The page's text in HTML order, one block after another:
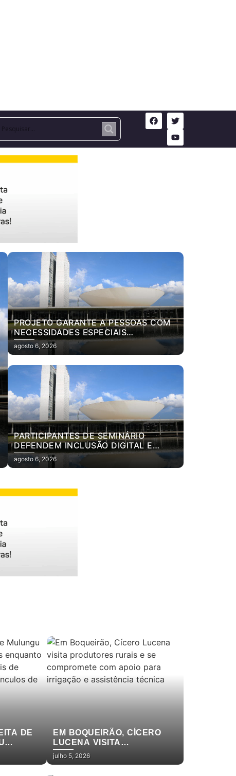
REDAÇÕES DO JOVEM SENADOR DEBATEM
agosto 6, 2026
PROJETO GARANTE A PESSOAS COM
NECESSIDADES ESPECIAIS
ATENDIMENTO ESPECIALIZADO EM
SELEÇÃO PARA ENSINO SUPERIOR
agosto 6, 2026
PARTICIPANTES DE SEMINÁRIO
DEFENDEM INCLUSÃO DIGITAL E
ESCUTA DAS COMUNIDADES PARA
REURBANIZAÇÃO DE FAVELAS
agosto 6, 2026
DE
EM BOQUEIRÃO, CÍCERO
LUCENA VISITA
PRODUTORES RURAIS E SE
COMPROMETE COM APOIO
julho 5, 2026